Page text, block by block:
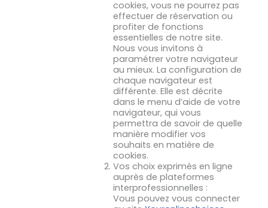
cookies, vous ne pourrez pas
effectuer de réservation ou
profiter de fonctions
essentielles de notre site.
Nous vous invitons à
paramétrer votre navigateur
au mieux. La configuration de
chaque navigateur est
différente. Elle est décrite
dans le menu d’aide de votre
navigateur, qui vous
permettra de savoir de quelle
manière modifier vos
souhaits en matière de
cookies.
Vos choix exprimés en ligne
auprès de plateformes
interprofessionnelles :
Vous pouvez vous connecter